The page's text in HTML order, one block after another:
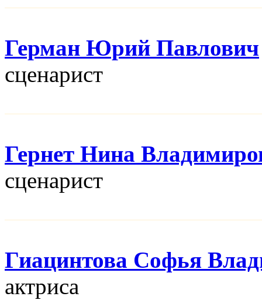
Герман Юрий Павлович
сценарист
Гернет Нина
сценарист
Гиацинтова Софья
актриса